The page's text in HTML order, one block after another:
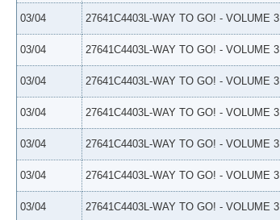
03/04 27641C4403L-WAY TO GO! - VOLUME 3
03/04 27641C4403L-WAY TO GO! - VOLUME 3
03/04 27641C4403L-WAY TO GO! - VOLUME 3
03/04 27641C4403L-WAY TO GO! - VOLUME 3
03/04 27641C4403L-WAY TO GO! - VOLUME 3
03/04 27641C4403L-WAY TO GO! - VOLUME 3
03/04 27641C4403L-WAY TO GO! - VOLUME 3